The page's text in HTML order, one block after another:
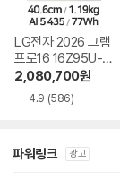
LG전자 2026 그램
프로16 16Z95U-G
S5WK
2,080,700원
4.9 (586)
파워링크 광고